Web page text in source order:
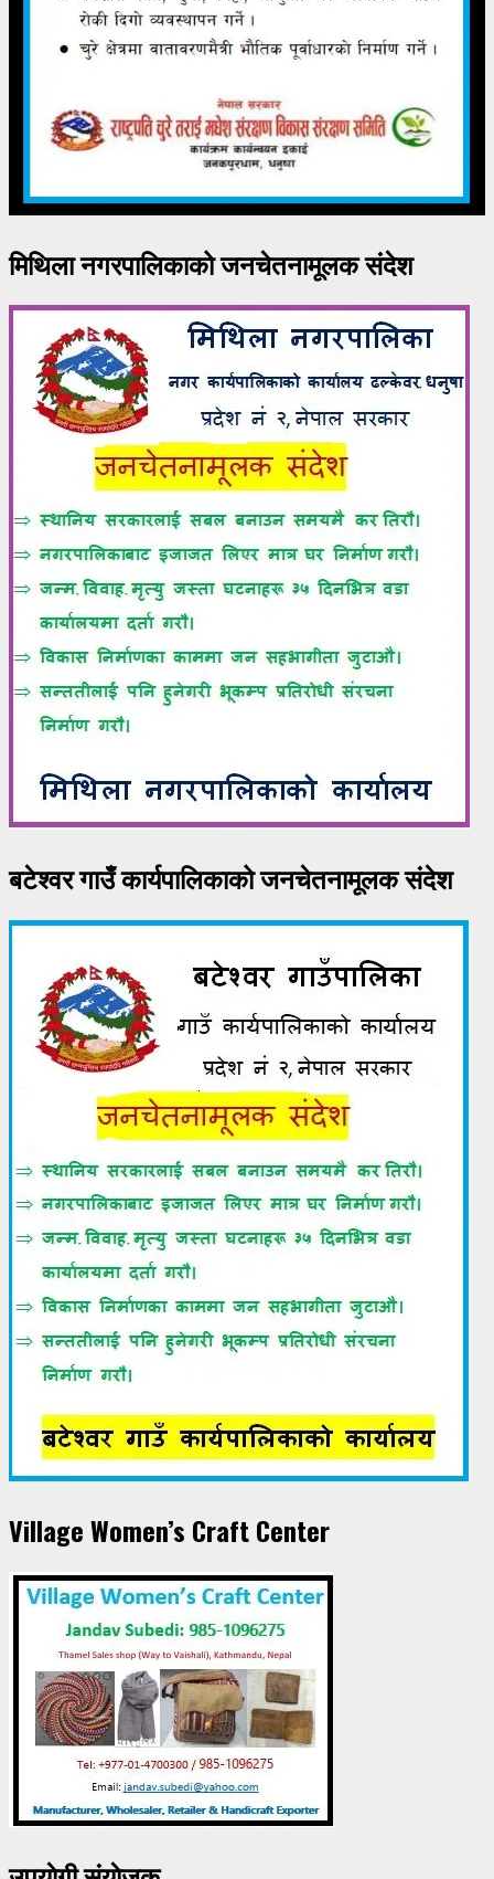
मिथिला नगरपालिकाको जनचेतनामूलक संदेश
बटेश्वर गाउँ कार्यपालिकाको जनचेतनामूलक संदेश
Village Women’s Craft Center